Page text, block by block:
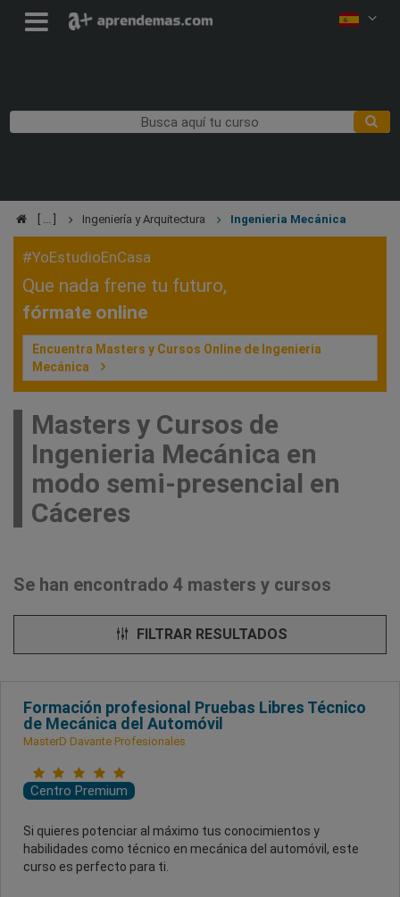
Ingeniería y Arquitectura Ingenieria Mecánica
#YoEstudioEnCasa
Que nada frene tu futuro,
fórmate online
Encuentra Masters y Cursos Online de Ingenieria
Mecánica
Masters y Cursos de
Ingenieria Mecánica en
modo semi-presencial en
Cáceres
Se han encontrado 4 masters y cursos
FILTRAR RESULTADOS
Formación profesional Pruebas Libres Técnico
de Mecánica del Automóvil
MasterD Davante Profesionales
Centro Premium
Si quieres potenciar al máximo tus conocimientos y
habilidades como técnico en mecánica del automóvil, este
curso es perfecto para ti.